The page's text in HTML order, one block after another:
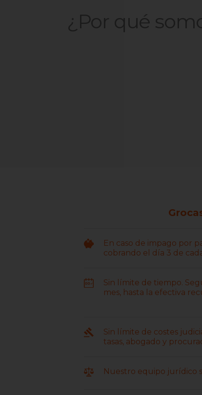
¿Por qué
En caso de impago por
cobrando el día 3 de
Sin límite de tiempo.
mes, hasta la efectiva
Sin límite de costes
tasas, abogado y
Nuestro equipo jurídico